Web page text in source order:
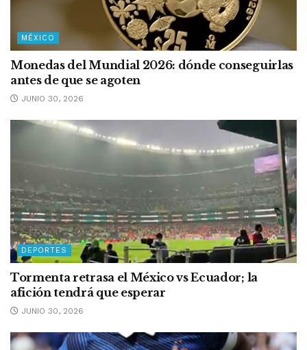
MÉXICO
Monedas del Mundial 2026: dónde conseguirlas
antes de que se agoten
JUNIO 30, 2026
DEPORTES
Tormenta retrasa el México vs Ecuador; la
afición tendrá que esperar
JUNIO 30, 2026